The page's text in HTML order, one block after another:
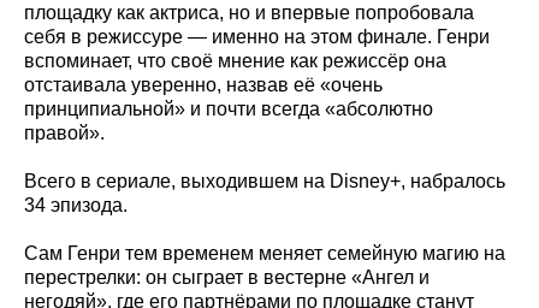
площадку как актриса, но и впервые попробовала
себя в режиссуре — именно на этом финале. Генри
вспоминает, что своё мнение как режиссёр она
отстаивала уверенно, назвав её «очень
принципиальной» и почти всегда «абсолютно
правой».
Всего в сериале, выходившем на Disney+, набралось
34 эпизода.
Сам Генри тем временем меняет семейную магию на
перестрелки: он сыграет в вестерне «Ангел и
негодяй», где его партнёрами по площадке станут